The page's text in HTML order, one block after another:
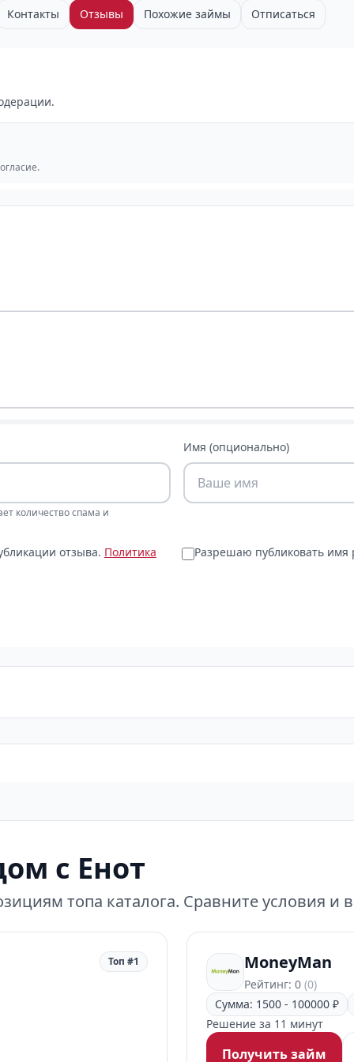
Контакты Отзывы Похожие займы Отписаться
количество спама и
Имя (опционально)
отзыва. Политика Разрешаю публиковать имя
с Енот
топа каталога. Сравните условия и
Топ #1 MoneyMan
Рейтинг: 0 (0)
Сумма: 1500 - 100000 ₽
Решение за 11 минут
Получить займ